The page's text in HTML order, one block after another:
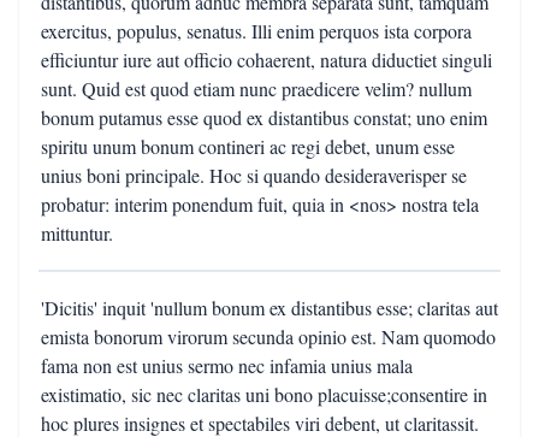
exercitus, populus, senatus. Illi enim perquos ista corpora
efficiuntur iure aut officio cohaerent, natura diductiet singuli
sunt. Quid est quod etiam nunc praedicere velim? nullum
bonum putamus esse quod ex distantibus constat; uno enim
spiritu unum bonum contineri ac regi debet, unum esse
unius boni principale. Hoc si quando desideraverisper se
probatur: interim ponendum fuit, quia in <nos> nostra tela
mittuntur.
'Dicitis' inquit 'nullum bonum ex distantibus esse; claritas aut
emista bonorum virorum secunda opinio est. Nam quomodo
fama non est unius sermo nec infamia unius mala
existimatio, sic nec claritas uni bono placuisse;consentire in
hoc plures insignes et spectabiles viri debent, ut claritassit.